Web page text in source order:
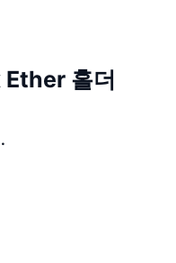
홀더